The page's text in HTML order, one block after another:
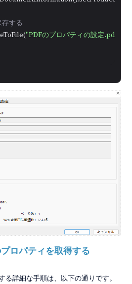
する
"PDFのプロパティの設定.pdf"
ロパティを取得する
る詳細な手順は、以下の通りです。